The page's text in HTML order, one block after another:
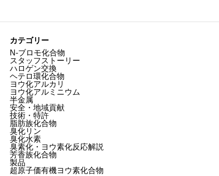
カテゴリー
N-ブロモ化合物
スタッフストーリー
ハロゲン交換
ヘテロ環化合物
ヨウ化アルカリ
ヨウ化アルミニウム
半金属
安全・地域貢献
技術・特許
脂肪族化合物
臭化リン
臭化水素
臭素化・ヨウ素化反応解説
芳香族化合物
製品
超原子価有機ヨウ素化合物